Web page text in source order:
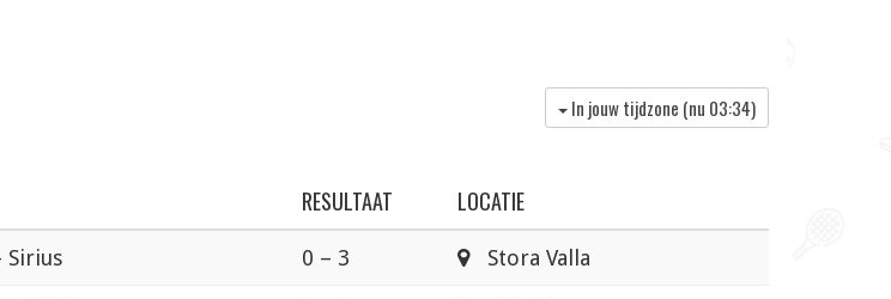
In jouw tijdzone (nu 03:34)
RESULTAAT LOCATIE
Sirius 0 – 3 Stora Valla